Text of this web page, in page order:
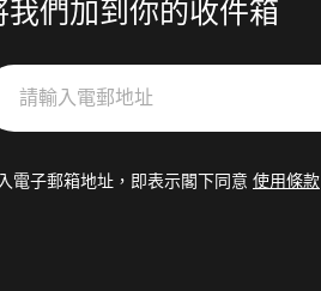
我們加到你的收件箱
電子郵箱地址，即表示閣下同意 使用條款